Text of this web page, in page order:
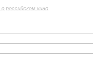
российском кино